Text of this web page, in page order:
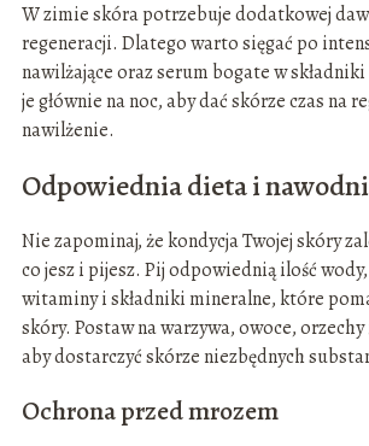
W zimie skóra potrzebuje dodatkowej
regeneracji. Dlatego warto sięgać po
nawilżające oraz serum bogate w
je głównie na noc, aby dać skórze czas na
nawilżenie.
Odpowiednia dieta i
Nie zapominaj, że kondycja Twojej skóry
co jesz i pijesz. Pij odpowiednią ilość
witaminy i składniki mineralne, które
skóry. Postaw na warzywa, owoce,
aby dostarczyć skórze niezbędnych
Ochrona przed mrozem